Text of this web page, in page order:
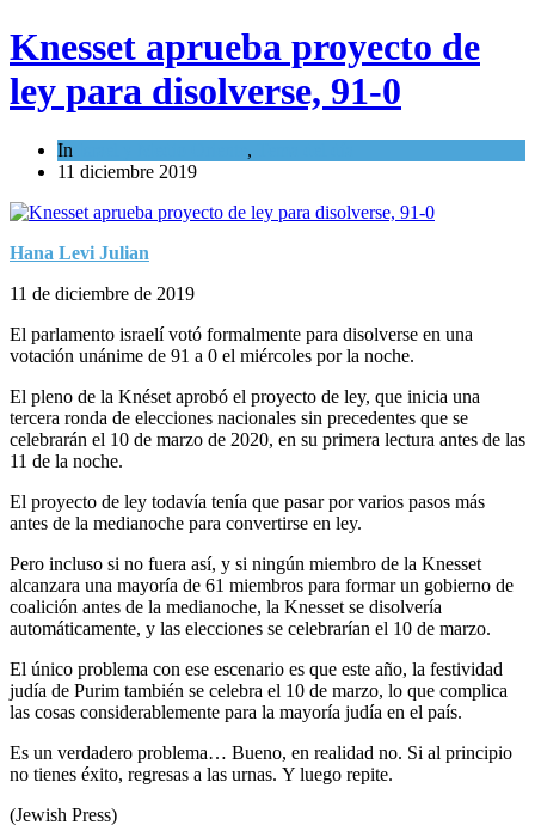
Knesset aprueba proyecto de
ley para disolverse, 91-0
In ,
11 diciembre 2019
Hana Levi Julian
11 de diciembre de 2019
El parlamento israelí votó formalmente para disolverse en una
votación unánime de 91 a 0 el miércoles por la noche.
El pleno de la Knéset aprobó el proyecto de ley, que inicia una
tercera ronda de elecciones nacionales sin precedentes que se
celebrarán el 10 de marzo de 2020, en su primera lectura antes de las
11 de la noche.
El proyecto de ley todavía tenía que pasar por varios pasos más
antes de la medianoche para convertirse en ley.
Pero incluso si no fuera así, y si ningún miembro de la Knesset
alcanzara una mayoría de 61 miembros para formar un gobierno de
coalición antes de la medianoche, la Knesset se disolvería
automáticamente, y las elecciones se celebrarían el 10 de marzo.
El único problema con ese escenario es que este año, la festividad
judía de Purim también se celebra el 10 de marzo, lo que complica
las cosas considerablemente para la mayoría judía en el país.
Es un verdadero problema… Bueno, en realidad no. Si al principio
no tienes éxito, regresas a las urnas. Y luego repite.
(Jewish Press)